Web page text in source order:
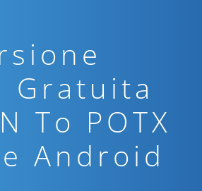
Gratuita
To POTX
Android